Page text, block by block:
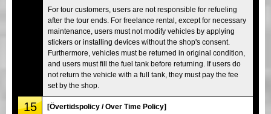
For tour customers, users are not responsible for refueling
after the tour ends. For freelance rental, except for necessary
maintenance, users must not modify vehicles by applying
stickers or installing devices without the shop's consent.
Furthermore, vehicles must be returned in original condition,
and users must fill the fuel tank before returning. If users do
not return the vehicle with a full tank, they must pay the fee
set by the shop.
15 [Övertidspolicy / Over Time Policy]